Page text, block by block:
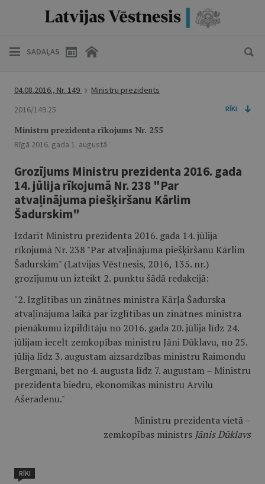
SADAĻAS
04.08.2016., Nr. 149
Ministru prezidents
2016/149.25
RĪKI
Ministru prezidenta rīkojums Nr. 255
Rīgā 2016. gada 1. augustā
Grozījums Ministru prezidenta 2016. gada
14. jūlija rīkojumā Nr. 238 "Par
atvaļinājuma piešķiršanu Kārlim
Šadurskim"
Izdarīt Ministru prezidenta 2016. gada 14. jūlija
rīkojumā Nr. 238 "Par atvaļinājuma piešķiršanu Kārlim
Šadurskim" (Latvijas Vēstnesis, 2016, 135. nr.)
grozījumu un izteikt 2. punktu šādā redakcijā:
"2. Izglītības un zinātnes ministra Kārļa Šadurska
atvaļinājuma laikā par izglītības un zinātnes ministra
pienākumu izpildītāju no 2016. gada 20. jūlija līdz 24.
jūlijam iecelt zemkopības ministru Jāni Dūklavu, no 25.
jūlija līdz 3. augustam aizsardzības ministru Raimondu
Bergmani, bet no 4. augusta līdz 7. augustam – Ministru
prezidenta biedru, ekonomikas ministru Arvilu
Ašeradenu."
Ministru prezidenta vietā –
zemkopības ministrs Jānis Dūklavs
RĪKI